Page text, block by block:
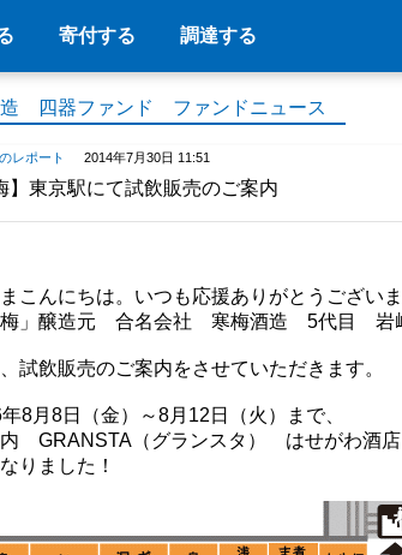
寄付する 調達する
造 四器ファンド ファンドニュース
レポート 2014年7月30日 11:51
】東京駅にて試飲販売のご案内
こんにちは。いつも応援ありがとうございま
梅」醸造元 合名会社 寒梅酒造 5代目 岩
試飲販売のご案内をさせていただきます。
8月8日（金）～8月12日（火）まで、
GRANSTA（グランスタ） はせがわ酒店
りました！